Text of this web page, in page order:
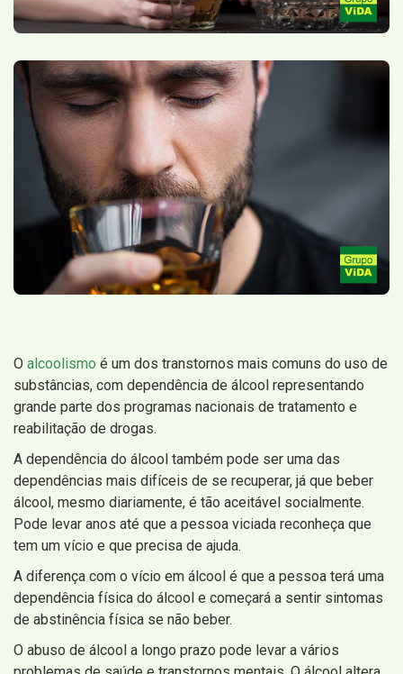
O alcoolismo é um dos transtornos mais comuns do uso de
substâncias, com dependência de álcool representando
grande parte dos programas nacionais de tratamento e
reabilitação de drogas.
A dependência do álcool também pode ser uma das
dependências mais difíceis de se recuperar, já que beber
álcool, mesmo diariamente, é tão aceitável socialmente.
Pode levar anos até que a pessoa viciada reconheça que
tem um vício e que precisa de ajuda.
A diferença com o vício em álcool é que a pessoa terá uma
dependência física do álcool e começará a sentir sintomas
de abstinência física se não beber.
O abuso de álcool a longo prazo pode levar a vários